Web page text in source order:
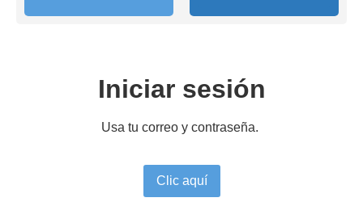
Iniciar sesión
Usa tu correo y contraseña.
Clic aquí